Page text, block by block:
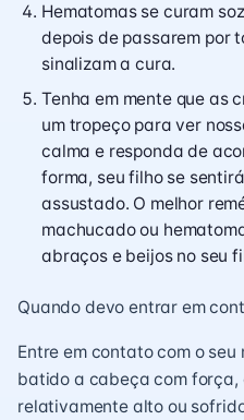
Hematomas se curam
depois de passarem por
sinalizam a cura.
Tenha em mente que as
um tropeço para ver
calma e responda de
forma, seu filho se
assustado. O melhor
machucado ou
abraços e beijos no seu
Quando devo entrar em
Entre em contato com o
batido a cabeça com força,
relativamente alto ou